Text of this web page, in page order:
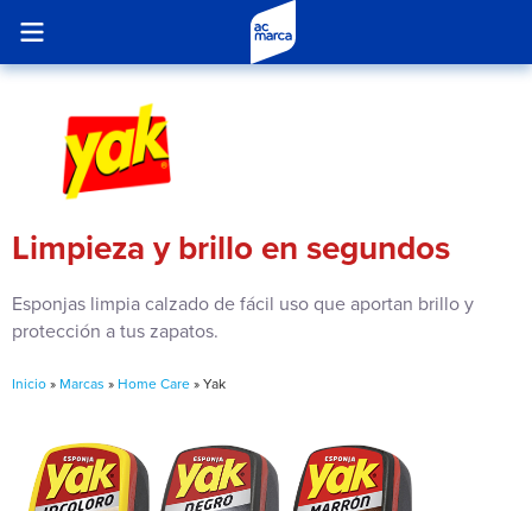
Limpieza y brillo en segundos
Esponjas limpia calzado de fácil uso que aportan brillo y
protección a tus zapatos.
Inicio» Marcas » Home Care»Yak